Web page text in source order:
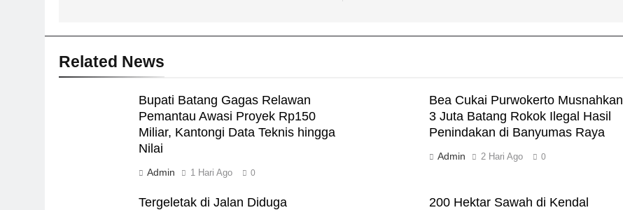
Related News
Bupati Batang Gagas Relawan
Pemantau Awasi Proyek Rp150
Miliar, Kantongi Data Teknis hingga
Nilai
Admin 1 Hari Ago 0
Bea Cukai Purwokerto Musnahkan
3 Juta Batang Rokok Ilegal Hasil
Penindakan di Banyumas Raya
Admin 2 Hari Ago 0
Tergeletak di Jalan Diduga 200 Hektar Sawah di Kendal